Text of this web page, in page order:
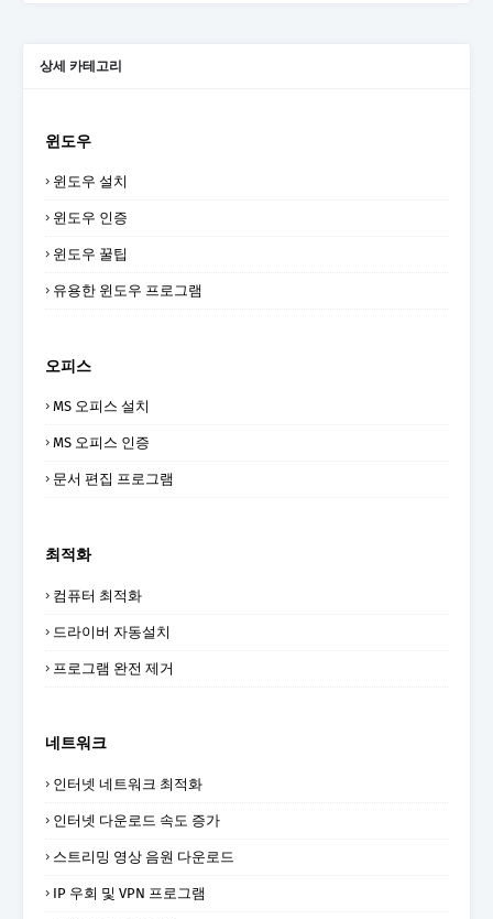
상세 카테고리
윈도우
윈도우 설치
윈도우 인증
윈도우 꿀팁
유용한 윈도우 프로그램
오피스
MS 오피스 설치
MS 오피스 인증
문서 편집 프로그램
최적화
컴퓨터 최적화
드라이버 자동설치
프로그램 완전 제거
네트워크
인터넷 네트워크 최적화
인터넷 다운로드 속도 증가
스트리밍 영상 음원 다운로드
IP 우회 및 VPN 프로그램